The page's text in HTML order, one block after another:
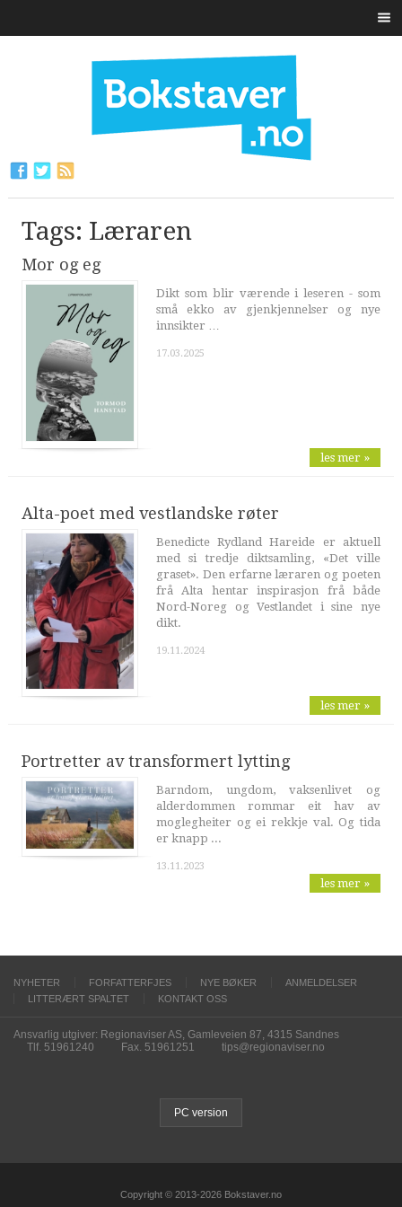
Tags: Læraren
Mor og eg
Dikt som blir værende i leseren - som
små ekko av gjenkjennelser og nye
innsikter …
17.03.2025
les mer »
Alta-poet med vestlandske røter
Benedicte Rydland Hareide er aktuell
med si tredje diktsamling, «Det ville
graset». Den erfarne læraren og poeten
frå Alta hentar inspirasjon frå både
Nord-Noreg og Vestlandet i sine nye
dikt.
19.11.2024
les mer »
Portretter av transformert lytting
Barndom, ungdom, vaksenlivet og
alderdommen rommar eit hav av
moglegheiter og ei rekkje val. Og tida
er knapp ...
13.11.2023
les mer »
NYHETER FORFATTERFJES NYE BØKER
ANMELDELSER
LITTERÆRT SPALTET
KONTAKT OSS
Ansvarlig utgiver: Regionaviser AS, Gamleveien 87, 4315 Sandnes
Tlf. 51961240
Fax. 51961251 tips@regionaviser.no
PC version
Copyright © 2013-2026 Bokstaver.no